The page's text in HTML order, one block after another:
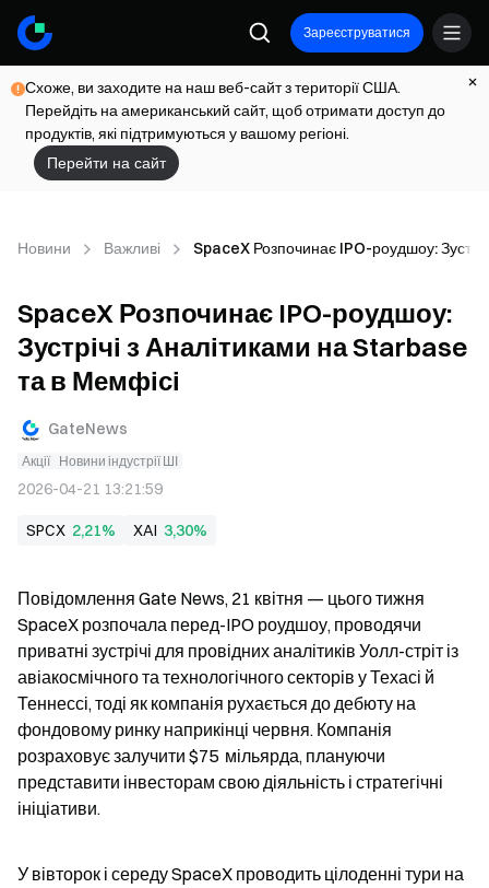
Зареєструватися
Схоже, ви заходите на наш веб-сайт з території США.
Перейдіть на американський сайт, щоб отримати доступ до
продуктів, які підтримуються у вашому регіоні.
Перейти на сайт
Новини Важливі SpaceX Розпочинає IPO-роудшоу:
SpaceX Розпочинає IPO-роудшоу:
Зустрічі з Аналітиками на Starbase
та в Мемфісі
GateNews
Акції Новини індустрії ШІ
2026-04-21 13:21:59
SPCX 2,21% XAI 3,30%
Повідомлення Gate News, 21 квітня — цього тижня
SpaceX розпочала перед-IPO роудшоу, проводячи
приватні зустрічі для провідних аналітиків Уолл-стріт із
авіакосмічного та технологічного секторів у Техасі й
Теннессі, тоді як компанія рухається до дебюту на
фондовому ринку наприкінці червня. Компанія
розраховує залучити $75  мільярда, плануючи
представити інвесторам свою діяльність і стратегічні
ініціативи.
У вівторок і середу SpaceX проводить цілоденні тури на